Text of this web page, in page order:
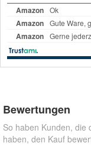
Bewertungen
So haben Kunden, die
haben, den Kauf